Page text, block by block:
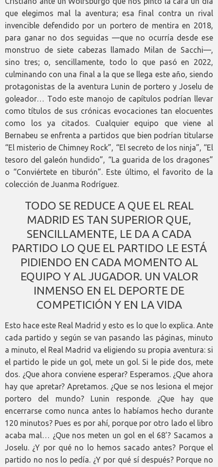
que elegimos mal la aventura; esa final contra un rival
invencible defendido por un portero de mentira en 2018,
para ganar no dos seguidas —que no ocurría desde ese
monstruo de siete cabezas llamado Milan de Sacchi—,
sino tres; o, sencillamente, todo lo que pasó en 2022,
culminando con una final a la que se llega este año, siendo
protagonistas de la aventura Lunin de portero y Joselu de
goleador… Todo este manojo de capítulos podrían llevar
como títulos de sus crónicas evocaciones tan elocuentes
como los ya citados. Cualquier equipo que viene al
Bernabeu se enfrenta a partidos que bien podrían titularse
“El misterio de Chimney Rock”, “El secreto de los ninja”, “El
tesoro del galeón hundido”, “La guarida de los dragones”
o “Conviértete en tiburón”. Este último, el favorito de la
colección de Juanma Rodríguez.
TODO SE REDUCE A QUE EL REAL
MADRID ES TAN SUPERIOR QUE,
SENCILLAMENTE, LE DA A CADA
PARTIDO LO QUE EL PARTIDO LE ESTÁ
PIDIENDO EN CADA MOMENTO AL
EQUIPO Y AL JUGADOR. UN VALOR
INMENSO EN EL DEPORTE DE
COMPETICIÓN Y EN LA VIDA
Esto hace este Real Madrid y esto es lo que lo explica. Ante
cada partido y según se van pasando las páginas, minuto
a minuto, el Real Madrid va eligiendo su propia aventura: si
el partido le pide un gol, mete un gol. Si le pide dos, mete
dos. ¿Que ahora conviene esperar? Esperamos. ¿Que ahora
hay que apretar? Apretamos. ¿Que se nos lesiona el mejor
portero del mundo? Lunin responde. ¿Que hay que
encerrarse como nunca antes lo habíamos hecho durante
120 minutos? Pues es por ahí, porque por otro lado el libro
acaba mal… ¿Que nos meten un gol en el 68’? Sacamos a
Joselu. ¿Y por qué no lo hemos sacado antes? Porque el
partido no nos lo pedía. ¿Y por qué sí después? Porque no